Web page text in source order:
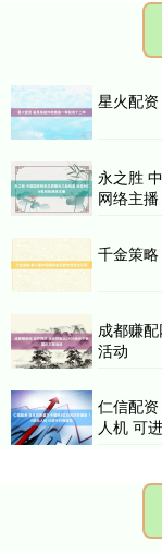
星火配
永之胜
网络主播
千金策
成都赚
活动
仁信配
人机 可